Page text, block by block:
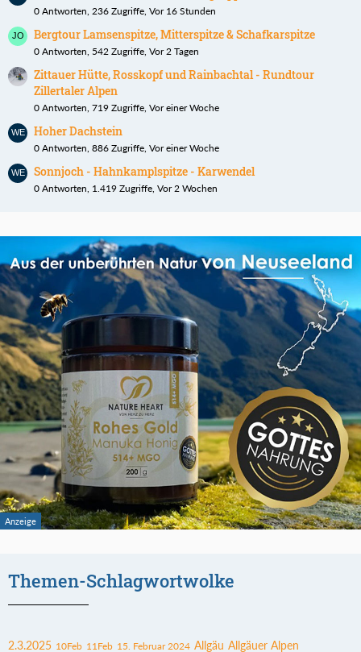
0 Antworten, 236 Zugriffe, Vor 16 Stunden
Bergtour Lamsenspitze, Mitterspitze & Schafkarspitze
0 Antworten, 542 Zugriffe, Vor 2 Tagen
Zittauer Hütte, Rosskopf und Rainbachtal - Rundtour
Zillertaler Alpen
0 Antworten, 719 Zugriffe, Vor einer Woche
Hoher Dachstein
0 Antworten, 886 Zugriffe, Vor einer Woche
Sonnjoch - Hahnkamplspitze - Karwendel
0 Antworten, 1.419 Zugriffe, Vor 2 Wochen
Themen-Schlagwortwolke
2.3.2025 10Feb 11Feb 15. Februar 2024 Allgäu Allgäuer Alpen